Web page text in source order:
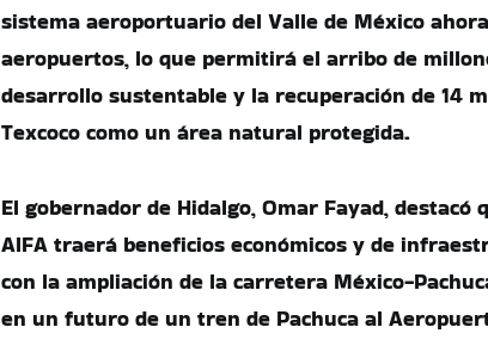
sistema aeroportuario del Valle de México
aeropuertos, lo que permitirá el arribo de
desarrollo sustentable y la recuperación de 14
Texcoco como un área natural protegida.
El gobernador de Hidalgo, Omar Fayad, destacó
AIFA traerá beneficios económicos y de
con la ampliación de la carretera México-
en un futuro de un tren de Pachuca al